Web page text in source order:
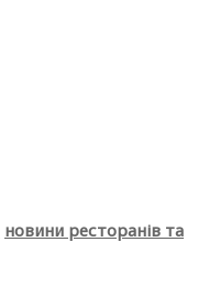
новини ресторанів та